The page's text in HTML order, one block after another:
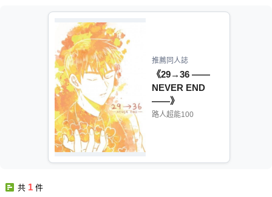
登入
推薦同人誌
《29→36 ——
NEVER END
——》
路人超能100
共 1 件